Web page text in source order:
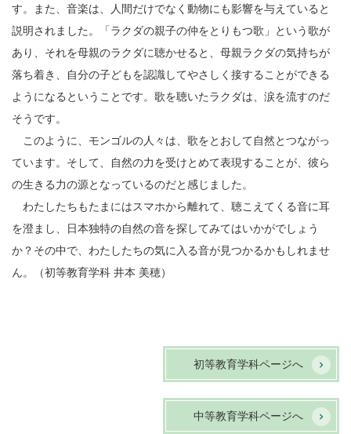
す。また、音楽は、人間だけでなく動物にも影響を与えていると
説明されました。「ラクダの親子の仲をとりもつ歌」という歌が
あり、それを母親のラクダに聴かせると、母親ラクダの気持ちが
落ち着き、自分の子どもを認識してやさしく接することができる
ようになるということです。歌を聴いたラクダは、涙を流すのだ
そうです。
このように、モンゴルの人々は、歌をとおして自然とつながっ
ています。そして、自然の力を受けとめて表現することが、彼ら
の生きる力の源となっているのだと感じました。
わたしたちもたまにはスマホから離れて、聴こえてくる音に耳
を澄まし、日本独特の自然の音を探してみてはいかがでしょう
か？その中で、わたしたちの気に入る音が見つかるかもしれませ
ん。（初等教育学科 井本 美穂）
初等教育学科ページへ
中等教育学科ページへ